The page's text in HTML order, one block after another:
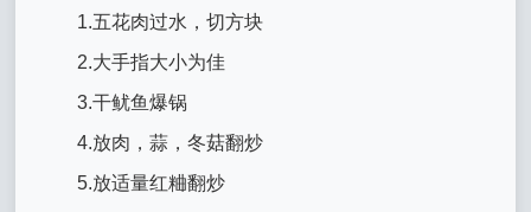
1.五花肉过水，切方块
2.大手指大小为佳
3.干鱿鱼爆锅
4.放肉，蒜，冬菇翻炒
5.放适量红粬翻炒